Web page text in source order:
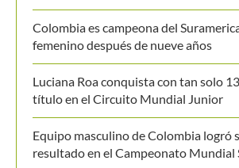
Colombia es campeona del
femenino después de nueve años
Luciana Roa conquista con tan solo
título en el Circuito Mundial Junior
Equipo masculino de Colombia logró
resultado en el Campeonato Mundial